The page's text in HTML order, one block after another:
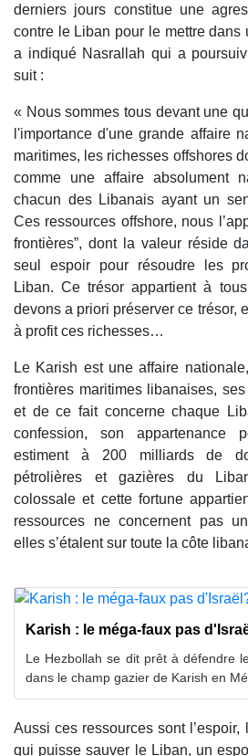
derniers jours constitue une
contre le Liban pour le mettre dans
a indiqué Nasrallah qui a
suit :
« Nous sommes tous devant une
l'importance d'une grande affaire
maritimes, les richesses offshores
comme une affaire absolument
chacun des Libanais ayant un
Ces ressources offshore, nous
frontières”, dont la valeur réside
seul espoir pour résoudre les
Liban. Ce trésor appartient à
devons a priori préserver ce trésor,
à profit ces richesses…
Le Karish est une affaire
frontières maritimes libanaises,
et de ce fait concerne chaque
confession, son appartenance
estiment à 200 milliards de
pétrolières et gazières du
colossale et cette fortune
ressources ne concernent pas
elles s’étalent sur toute la côte
Karish : le méga-faux pas
Le Hezbollah se dit prêt à défendre
dans le champ gazier de Karish en
Aussi ces ressources sont
qui puisse sauver le Liban, un